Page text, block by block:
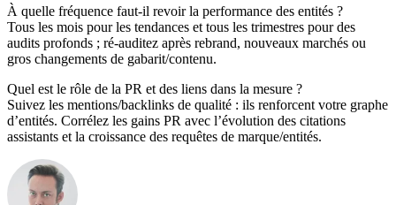
À quelle fréquence faut‑il revoir la performance des entités ?
Tous les mois pour les tendances et tous les trimestres pour des
audits profonds ; ré-auditez après rebrand, nouveaux marchés ou
gros changements de gabarit/contenu.
Quel est le rôle de la PR et des liens dans la mesure ?
Suivez les mentions/backlinks de qualité : ils renforcent votre graphe
d’entités. Corrélez les gains PR avec l’évolution des citations
assistants et la croissance des requêtes de marque/entités.